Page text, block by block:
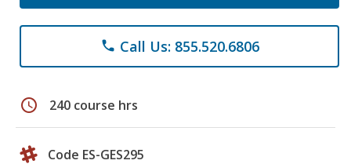
phone Call Us: 855.520.6806
schedule 240 course hrs
Code ES-GES295